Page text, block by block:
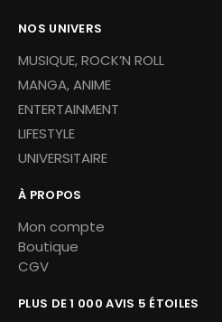
NOS UNIVERS
MUSIQUE, ROCK’N ROLL
MANGA, ANIME
ENTERTAINMENT
LIFESTYLE
UNIVERSITAIRE
À PROPOS
Mon compte
Boutique
CGV
PLUS DE 1 000 AVIS 5 ÉTOILES